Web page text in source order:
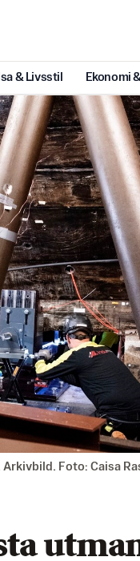
& Livsstil Ekonomi
Foto: Caisa